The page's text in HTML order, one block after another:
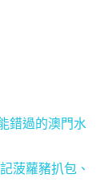
錯過的澳門水
菠蘿豬扒包、